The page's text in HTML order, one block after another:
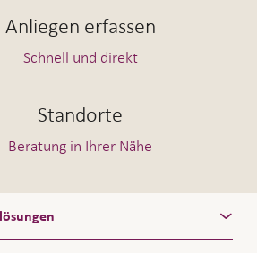
Anliegen erfassen
Schnell und direkt
Standorte
Beratung in Ihrer Nähe